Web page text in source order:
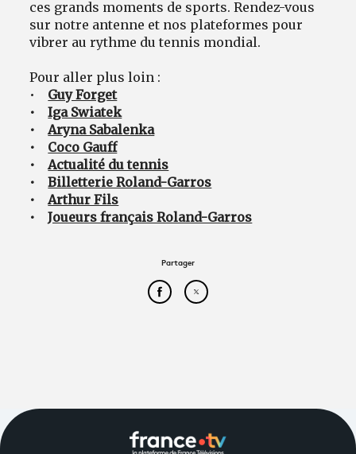
ces grands moments de sports. Rendez-vous
sur notre antenne et nos plateformes pour
vibrer au rythme du tennis mondial.
Pour aller plus loin :
• Guy Forget
•Iga Swiatek
•Aryna Sabalenka
• Coco Gauff
•Actualité du tennis
•Billetterie Roland-Garros
•Arthur Fils
•Joueurs français Roland-Garros
Partager
Partager cet article sur
Partager cet article sur